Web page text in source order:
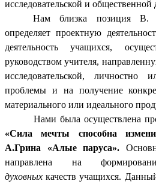
исследовательской и общественной
Нам близка позиция В.
определяет проектную
деятельность учащихся,
руководством учителя,
исследовательской, личностно
проблемы и на получение
материального или идеального
Нами была осуществлена
«Сила мечты способна
А.Грина «Алые паруса».
направлена на
духовных качеств учащихся.